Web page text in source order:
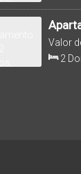
77
m²
Valor
Brasil
2